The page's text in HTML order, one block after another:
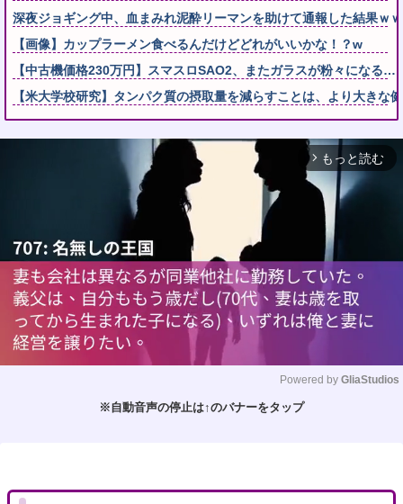
深夜ジョギング中、血まみれ泥酔リーマンを助けて通報した結果ｗ
【画像】カップラーメン食べるんだけどどれがいいかな！？w
【中古機価格230万円】スマスロSAO2、またガラスが粉々になる…
【米大学校研究】タンパク質の摂取量を減らすことは、より大きな
arrow_forward_ios もっと読む
Powered by GliaStudios
※自動音声の停止は↑のバナーをタップ